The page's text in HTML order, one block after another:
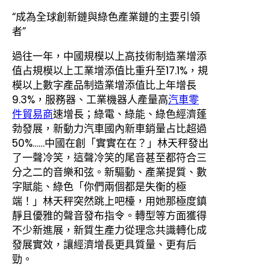
“成為全球創新鏈與綠色產業鏈的主要引領
者”
過往一年，中國規模以上高技術制造業增添
值占規模以上工業增添值比重升至17.1%，規
模以上數字產品制造業增添值比上年增長
9.3%，服務器、工業機器人產量高汽車零
件貿易商速增長；綠電、綠能、綠色經濟蓬
勃發展，新動力汽車國內新車銷量占比超過
50%……中國在創「實實在在？」林天秤發出
了一聲冷笑，這聲冷笑的尾音甚至都符合三
分之二的音樂和弦。新驅動、產業提質、數
字賦能、綠色「你們兩個都是失衡的極
端！」林天秤突然跳上吧檯，用她那極度鎮
靜且優雅的聲音發布指令。轉型等方面獲得
不少新進展，新質生產力從理念共識轉化成
發展實效，讓經濟增長更具質量、更有后
勁。